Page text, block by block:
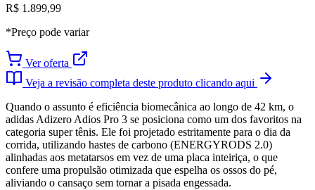
R$ 1.899,99
*Preço pode variar
Ver oferta
Veja a revisão completa deste produto clicando aqui
Quando o assunto é eficiência biomecânica ao longo de 42 km, o
adidas Adizero Adios Pro 3 se posiciona como um dos favoritos na
categoria super tênis. Ele foi projetado estritamente para o dia da
corrida, utilizando hastes de carbono (ENERGYRODS 2.0)
alinhadas aos metatarsos em vez de uma placa inteiriça, o que
confere uma propulsão otimizada que espelha os ossos do pé,
aliviando o cansaço sem tornar a pisada engessada.